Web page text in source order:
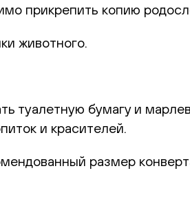
прикрепить копию
животного.
туалетную бумагу и
и красителей.
размер